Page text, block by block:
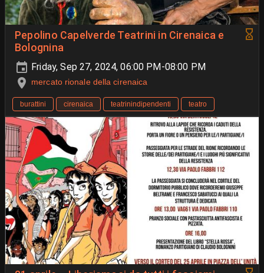
Pepolino Capelverde Teatrini in Cirenaica e
Bolognina
Friday, Sep 27, 2024, 06:00 PM-08:00 PM
mercato rionale della cirenaica
burattini cirenaica teatrinindipendenti teatro